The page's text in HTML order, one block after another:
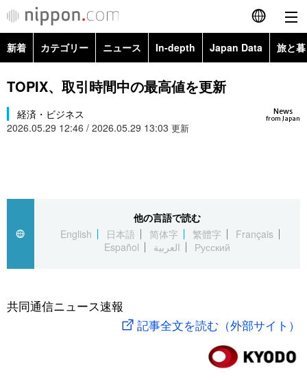
English
简体字
カテゴリー
新着 カテゴリー ニュース In-depth Japan Data 旅と
政治・外交
経済・ビジネス Images
TOPIX、取引時間中の最高値を更新
News
from Japan
経済・ビジネス
2026.05.29 12:46 / 2026.05.29 13:03 更新
他の言語で読む
English
日本語 简体字 繁體字
Français
Español
العربية Русский
共同通信ニュース速報
記事全文を読む（外部サイト）